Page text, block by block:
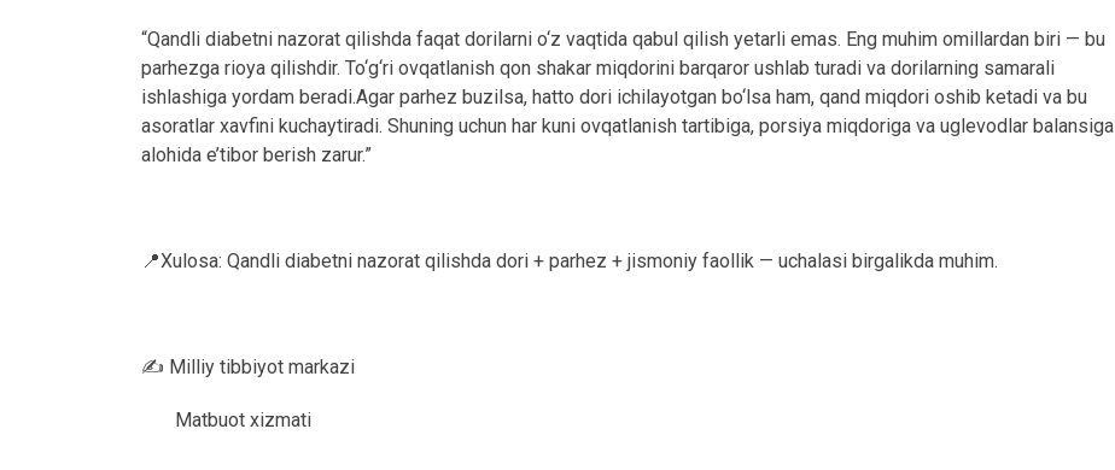
“Qandli diabetni nazorat qilishda faqat dorilarni o‘z vaqtida qabul qilish yetarli emas. Eng muhim omillardan biri — bu
parhezga rioya qilishdir. To‘g‘ri ovqatlanish qon shakar miqdorini barqaror ushlab turadi va dorilarning samarali
ishlashiga yordam beradi.Agar parhez buzilsa, hatto dori ichilayotgan bo‘lsa ham, qand miqdori oshib ketadi va bu
asoratlar xavfini kuchaytiradi. Shuning uchun har kuni ovqatlanish tartibiga, porsiya miqdoriga va uglevodlar balansiga
alohida e’tibor berish zarur.”
📍Xulosa: Qandli diabetni nazorat qilishda dori + parhez + jismoniy faollik — uchalasi birgalikda muhim.
✍️ Milliy tibbiyot markazi
Matbuot xizmati